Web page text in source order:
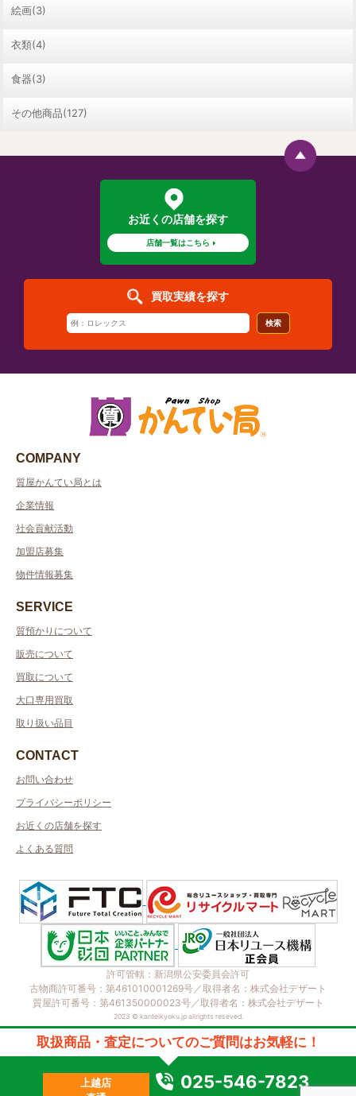
絵画(3)
衣類(4)
食器(3)
その他商品(127)
お近くの店舗を探す
店舗一覧はこちら
買取実績を探す
検索
COMPANY
質屋かんてい局とは
企業情報
社会貢献活動
加盟店募集
物件情報募集
SERVICE
質預かりについて
販売について
買取について
大口専用買取
取り扱い品目
CONTACT
お問い合わせ
プライバシーポリシー
お近くの店舗を探す
よくある質問
許可管轄：新潟県公安委員会許可
古物商許可番号：第461010001269号／取得者名：株式会社デザート
質屋許可番号：第461350000023号／取得者名：株式会社デザート
2023 © kanteikyoku.jp allrights reseved.
取扱商品・査定についてのご質問はお気軽に！
上越店
025-546-7823